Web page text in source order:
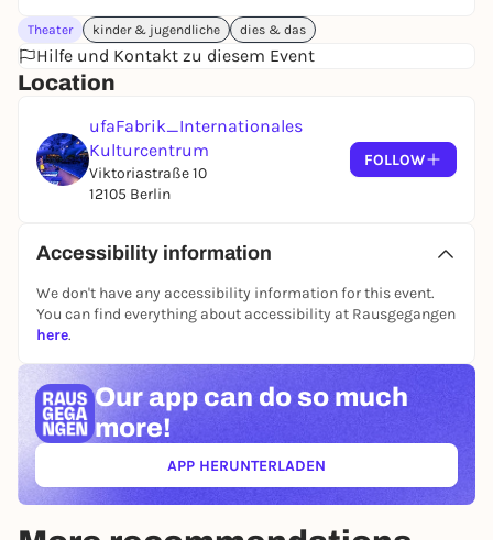
zu poetischen und humorvollen Performances ist
für jeden Geschmack etwas dabei. Auf der Bühne
sind unter anderem Siegfried & Joy, Bummelkasten,
Raketen Erna, Felix Wohlfarth, Mary Love, Jochen
natürlich erwarten euch auch einige
Überraschungen!
Ob mit der ganzen Familie, mit Freund:innen oder
Mitmachen, Staunen und Genießen. Lasst euch hier
Frühlingstag mit uns!
Programm vom 12:00 – 17:00 auf verschiedenen
Bühnen.
Theater kinder & jugendliche dies & das
Hilfe und Kontakt zu diesem Event
Location
ufaFabrik_Internationales
Kulturcentrum
Viktoriastraße 10
12105 Berlin
FOLLOW
Accessibility information
We don't have any accessibility information for this event.
You can find everything about accessibility at Rausgegangen
here.
Our app can do so much
more!
APP HERUNTERLADEN(ÖFFNET IN NEUEM TAB)